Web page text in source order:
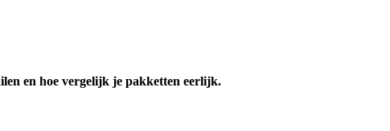
en hoe vergelijk je pakketten eerlijk.